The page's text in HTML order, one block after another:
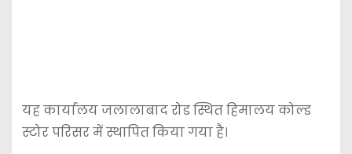
यह कार्यालय जलालाबाद रोड स्थित हिमालय कोल्ड
स्टोर परिसर में स्थापित किया गया है।